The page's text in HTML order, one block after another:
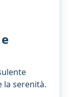
la serenità.